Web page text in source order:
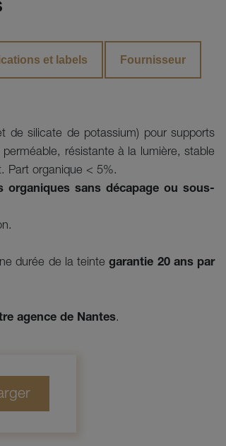
et labels Fournisseur
de silicate de potassium) pour supports
résistante à la lumière, stable
Part organique < 5%.
organiques sans décapage ou sous-
durée de la teintegarantie 20 ans par
agence de Nantes.